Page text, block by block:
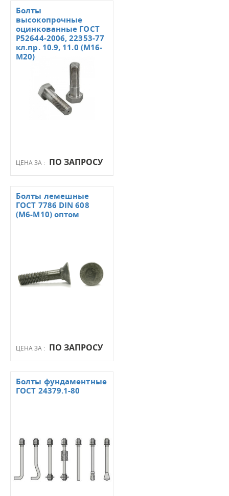
ЦЕНА ЗА : ПО ЗАПРОСУ
Болты
высокопрочные
оцинкованные ГОСТ
Р52644-2006, 22353-77
кл.пр. 10.9, 11.0 (М16-
М20)
ЦЕНА ЗА : ПО ЗАПРОСУ
Болты лемешные
ГОСТ 7786 DIN 608
(М6-М10) оптом
Болты фундаментные
ГОСТ 24379.1-80